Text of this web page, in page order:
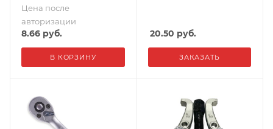
Цена после
авторизации
8.66 руб.
В КОРЗИНУ
20.50 руб.
ЗАКАЗАТЬ